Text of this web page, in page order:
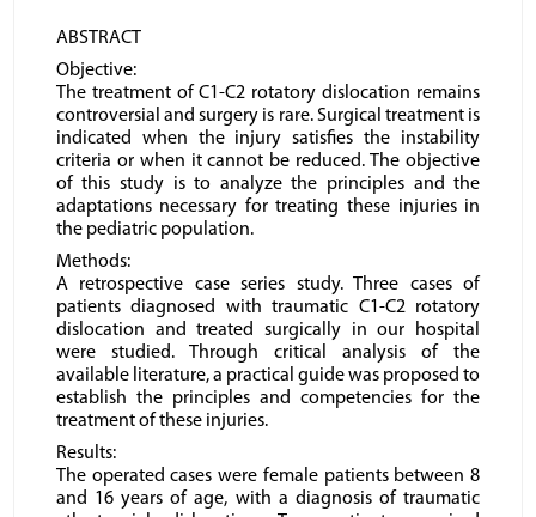
ABSTRACT
Objective:
The treatment of C1-C2 rotatory dislocation remains
controversial and surgery is rare. Surgical treatment is
indicated when the injury satisfies the instability
criteria or when it cannot be reduced. The objective
of this study is to analyze the principles and the
adaptations necessary for treating these injuries in
the pediatric population.
Methods:
A retrospective case series study. Three cases of
patients diagnosed with traumatic C1-C2 rotatory
dislocation and treated surgically in our hospital
were studied. Through critical analysis of the
available literature, a practical guide was proposed to
establish the principles and competencies for the
treatment of these injuries.
Results:
The operated cases were female patients between 8
and 16 years of age, with a diagnosis of traumatic